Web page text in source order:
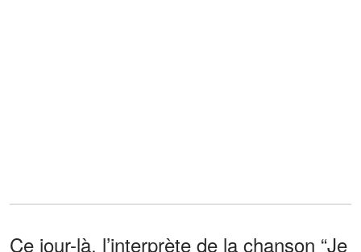
Ce jour-là, l’interprète de la chanson “Je